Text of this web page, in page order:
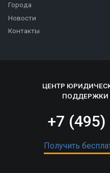
Города
Новости
Контакты
ЦЕНТР
ПОДДЕРЖКИ
+7 (495)
Получить